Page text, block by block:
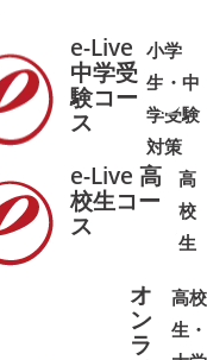
e-Live
中学受
験コー
ス
小学
生・中
学受験
対策
➜➜
e-Live 高
校生コー
ス
高
校
生
➜➜
オ
ン
ラ
高校
生・